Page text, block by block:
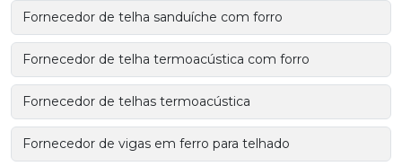
Fornecedor de telha sanduíche com forro
Fornecedor de telha termoacústica com forro
Fornecedor de telhas termoacústica
Fornecedor de vigas em ferro para telhado